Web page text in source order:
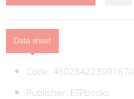
Data sheet
Code: 460254223091670
Publisher: ETPbooks